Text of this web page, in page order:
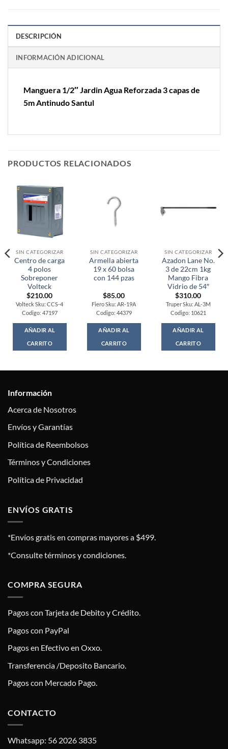
DESCRIPCIÓN
INFORMACIÓN ADICIONAL
Manguera 1/2″ Jardin Agua Reforzada 3 capas de
5m Antinudo Santul
PRODUCTOS RELACIONADOS
SIN CATEGORIZAR
Centro de carga
4 polos
Sobreponer
Volteck
$210.00
Volteck Sku: CCS-4
Codigo: 47197
AÑADIR AL
CARRITO
SIN CATEGORIZAR
Armella abierta
19 x 60 bolsa
con 144 pzas
$85.00
Fiero Sku: AR-19A
Codigo: 44379
AÑADIR AL
CARRITO
SIN CATEGORIZAR
Azadon Lane No.
3 de 22cm 1kg
Mango Fibra
Vidrio de 54″
$310.00
Truper Sku: AL-3M
Codigo: 10621
AÑADIR AL
CARRITO
Información
Acerca de Nosotros
Envíos y Garantías
Política de Reembolsos
Términos y Condiciones
Política de Privacidad
ENVÍOS GRATIS
*Envíos gratis en compras mayores a $499.
*Consulte términos y condiciones.
COMPRA SEGURA
Pagos con Tarjeta de Debito y Crédito.
Pagos con PayPal
Pagos en Efectivo en Oxxo.
Transferencia /Deposito Bancario.
Pagos con Mercado Pago.
CONTACTO
Whatsapp: 56 2026 3835